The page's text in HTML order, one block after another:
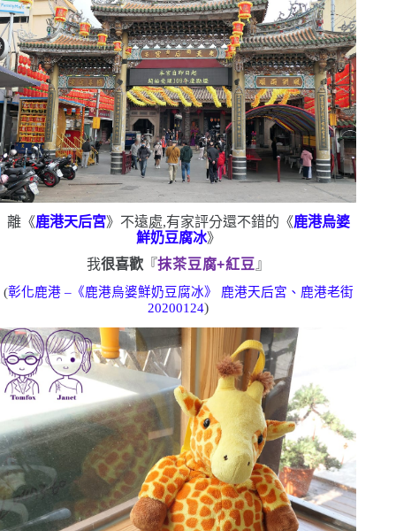
離《鹿港天后宮》不遠處,有家評分還不錯的《鹿港烏婆
鮮奶豆腐冰》
我很喜歡 『抹茶豆腐+紅豆 』
(彰化鹿港–《鹿港烏婆鮮奶豆腐冰》
鹿港天后宮、鹿港老街
20200124)